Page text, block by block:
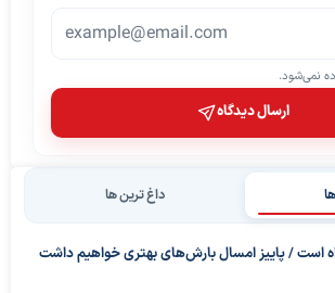
نمی‌شود.
ارسال دیدگاه
داغ ترین ها
است / پاییز امسال بارش‌های بهتری خواهیم داشت